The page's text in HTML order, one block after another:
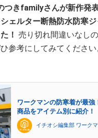
つきfamilyさんが新作発
ェルター断熱防水防寒ジ
！ 売り切れ間違いなし
参考にしてみてください
ワークマンの防寒着が最強
商品をアイテム別に紹介！
イチオシ編集部 ワーク